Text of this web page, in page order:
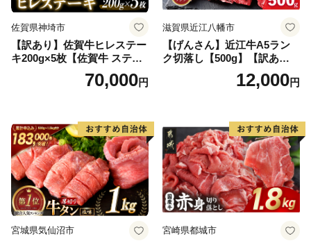
佐賀県神埼市
【訳あり】佐賀牛ヒレステー
キ200g×5枚【佐賀牛 ステー
キ ブランド肉 ヒレ肉 フィレ
肉 ジューシー ヘルシー】(H0
70,000円
滋賀県近江八幡市
【げんさん】近江牛A5ラン
ク切落し【500g】【訳あり】
12,000円
宮城県気仙沼市 宮崎県都城市